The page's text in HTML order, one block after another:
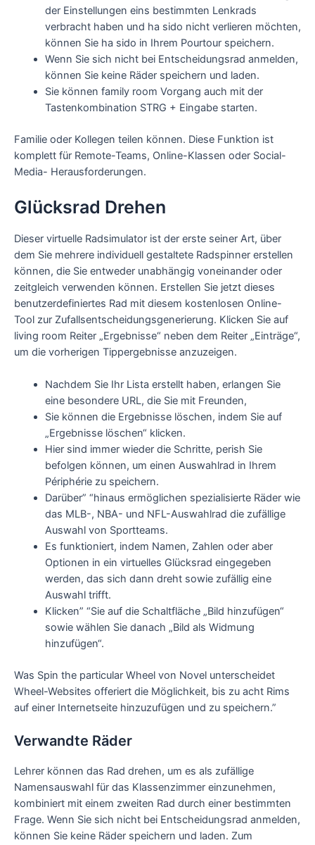
der Einstellungen eins bestimmten Lenkrads
verbracht haben und ha sido nicht verlieren möchten,
können Sie ha sido in Ihrem Pourtour speichern.
Wenn Sie sich nicht bei Entscheidungsrad anmelden,
können Sie keine Räder speichern und laden.
Sie können family room Vorgang auch mit der
Tastenkombination STRG + Eingabe starten.
Familie oder Kollegen teilen können. Diese Funktion ist
komplett für Remote-Teams, Online-Klassen oder Social-
Media- Herausforderungen.
Glücksrad Drehen
Dieser virtuelle Radsimulator ist der erste seiner Art, über
dem Sie mehrere individuell gestaltete Radspinner erstellen
können, die Sie entweder unabhängig voneinander oder
zeitgleich verwenden können. Erstellen Sie jetzt dieses
benutzerdefiniertes Rad mit diesem kostenlosen Online-
Tool zur Zufallsentscheidungsgenerierung. Klicken Sie auf
living room Reiter „Ergebnisse“ neben dem Reiter „Einträge“,
um die vorherigen Tippergebnisse anzuzeigen.
Nachdem Sie Ihr Lista erstellt haben, erlangen Sie
eine besondere URL, die Sie mit Freunden,
Sie können die Ergebnisse löschen, indem Sie auf
„Ergebnisse löschen“ klicken.
Hier sind immer wieder die Schritte, perish Sie
befolgen können, um einen Auswahlrad in Ihrem
Périphérie zu speichern.
Darüber” “hinaus ermöglichen spezialisierte Räder wie
das MLB-, NBA- und NFL-Auswahlrad die zufällige
Auswahl von Sportteams.
Es funktioniert, indem Namen, Zahlen oder aber
Optionen in ein virtuelles Glücksrad eingegeben
werden, das sich dann dreht sowie zufällig eine
Auswahl trifft.
Klicken” “Sie auf die Schaltfläche „Bild hinzufügen“
sowie wählen Sie danach „Bild als Widmung
hinzufügen“.
Was Spin the particular Wheel von Novel unterscheidet
Wheel-Websites offeriert die Möglichkeit, bis zu acht Rims
auf einer Internetseite hinzuzufügen und zu speichern.”
Verwandte Räder
Lehrer können das Rad drehen, um es als zufällige
Namensauswahl für das Klassenzimmer einzunehmen,
kombiniert mit einem zweiten Rad durch einer bestimmten
Frage. Wenn Sie sich nicht bei Entscheidungsrad anmelden,
können Sie keine Räder speichern und laden. Zum